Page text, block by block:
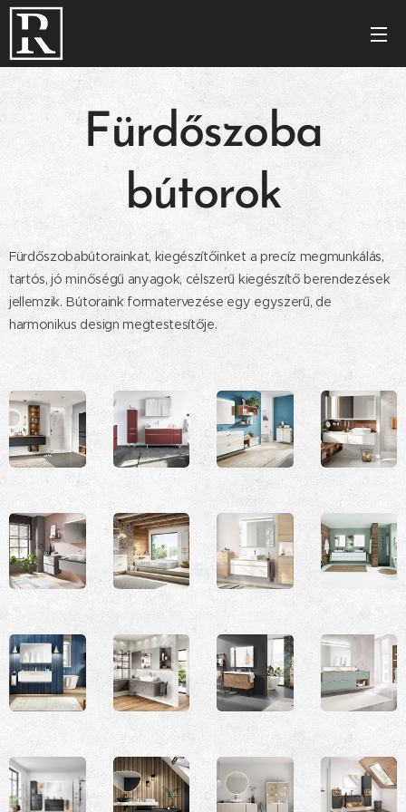
Fürdőszoba
bútorok
Fürdőszobabútorainkat, kiegészítőinket a precíz megmunkálás,
tartós, jó minőségű anyagok, célszerű kiegészítő berendezések
jellemzik. Bútoraink formatervezése egy egyszerű, de
harmonikus design megtestesítője.